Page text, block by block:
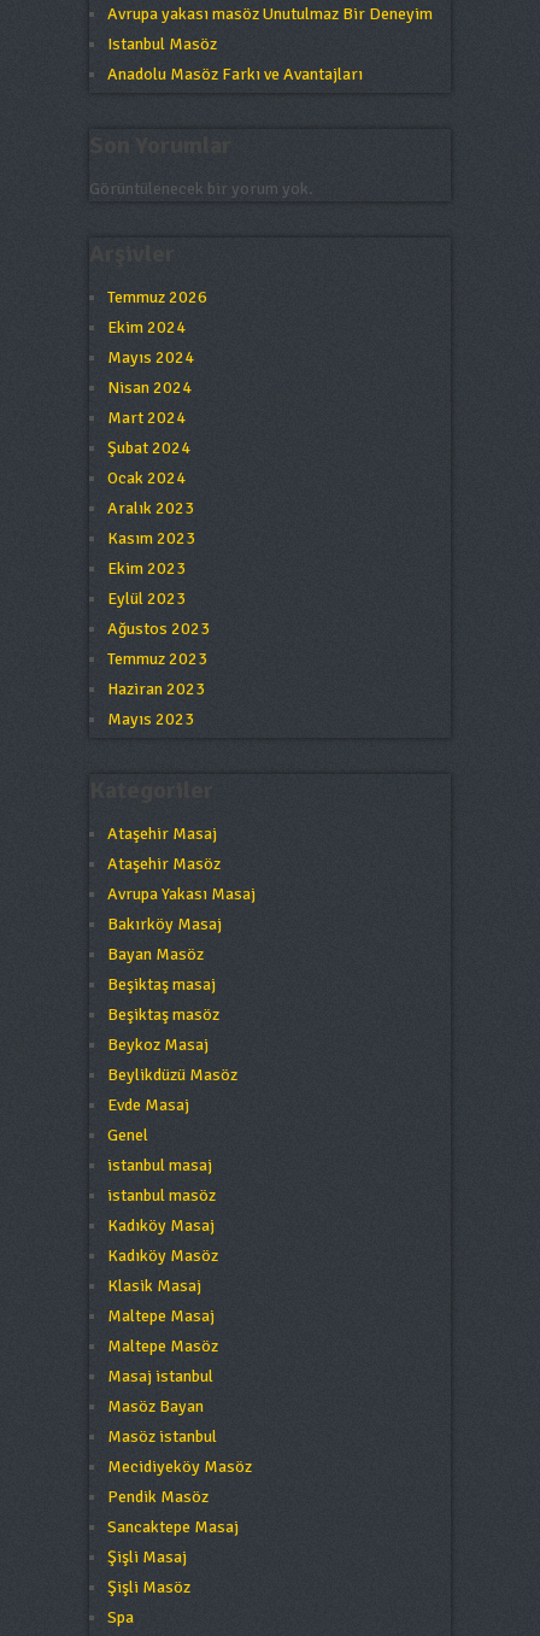
Avrupa yakası masöz Unutulmaz Bir Deneyim
Istanbul Masöz
Anadolu Masöz Farkı ve Avantajları
Görüntülenecek bir yorum yok.
Temmuz 2026
Ekim 2024
Mayıs 2024
Nisan 2024
Mart 2024
Şubat 2024
Ocak 2024
Aralık 2023
Kasım 2023
Ekim 2023
Eylül 2023
Ağustos 2023
Temmuz 2023
Haziran 2023
Mayıs 2023
Ataşehir Masaj
Ataşehir Masöz
Avrupa Yakası Masaj
Bakırköy Masaj
Bayan Masöz
Beşiktaş masaj
Beşiktaş masöz
Beykoz Masaj
Beylikdüzü Masöz
Evde Masaj
Genel
istanbul masaj
istanbul masöz
Kadıköy Masaj
Kadıköy Masöz
Klasik Masaj
Maltepe Masaj
Maltepe Masöz
Masaj istanbul
Masöz Bayan
Masöz istanbul
Mecidiyeköy Masöz
Pendik Masöz
Sancaktepe Masaj
Şişli Masaj
Şişli Masöz
Spa